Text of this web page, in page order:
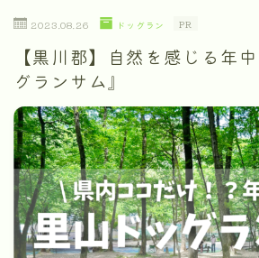
2023.08.26 ドッグラン PR
【黒川郡】自然を感じる年
グランサム』